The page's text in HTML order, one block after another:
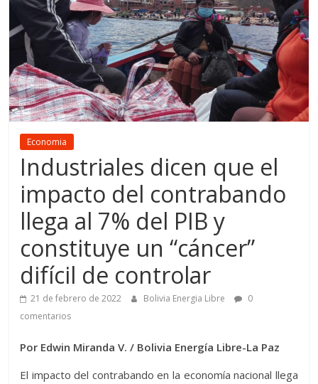
todos
Economia
Industriales dicen que el
impacto del contrabando
llega al 7% del PIB y
constituye un “cáncer”
difícil de controlar
21 de febrero de 2022 Bolivia Energia Libre
0
comentarios
Por Edwin Miranda V. / Bolivia Energía Libre-La Paz
El impacto del contrabando en la economía nacional llega